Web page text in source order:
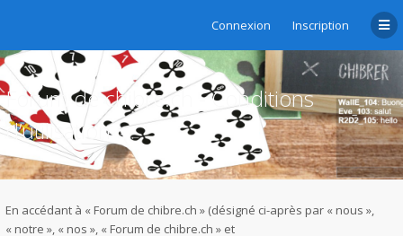
Connexion Inscription
Forum de chibre.ch - Conditions
d’utilisation
En accédant à « Forum de chibre.ch » (désigné ci-après par « nous »,
« notre », « nos », « Forum de chibre.ch » et